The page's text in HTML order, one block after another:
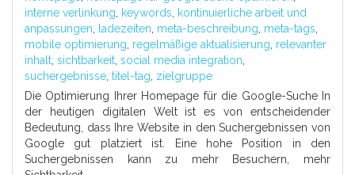
interne verlinkung, keywords, kontinuierliche arbeit und
anpassungen, ladezeiten, meta-beschreibung, meta-tags,
mobile optimierung, regelmäßige aktualisierung, relevanter
inhalt, sichtbarkeit, social media integration,
suchergebnisse, titel-tag, zielgruppe
Die Optimierung Ihrer Homepage für die Google-Suche In
der heutigen digitalen Welt ist es von entscheidender
Bedeutung, dass Ihre Website in den Suchergebnissen von
Google gut platziert ist. Eine hohe Position in den
Suchergebnissen kann zu mehr Besuchern, mehr